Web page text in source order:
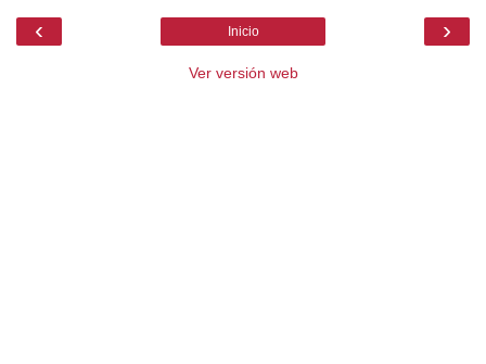
‹ ›
Inicio
Ver versión web